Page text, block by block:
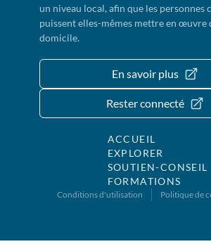
un niveau local, afin que les personnes
puissent elles-mêmes mettre en œuvre
domicile.
En savoir plus
Rester connecté
ACCUEIL
EXPLORER
SOUTIEN-CONSEIL
FORMATIONS
Conditions d'utilisation Politique de